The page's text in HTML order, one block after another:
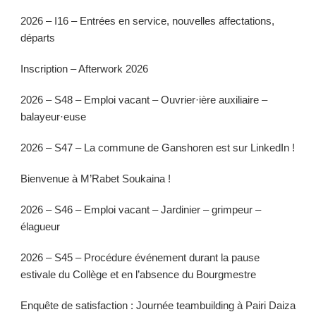
2026 – I16 – Entrées en service, nouvelles affectations,
départs
Inscription – Afterwork 2026
2026 – S48 – Emploi vacant – Ouvrier·ière auxiliaire –
balayeur·euse
2026 – S47 – La commune de Ganshoren est sur LinkedIn !
Bienvenue à M’Rabet Soukaina !
2026 – S46 – Emploi vacant – Jardinier – grimpeur –
élagueur
2026 – S45 – Procédure événement durant la pause
estivale du Collège et en l’absence du Bourgmestre
Enquête de satisfaction : Journée teambuilding à Pairi Daiza